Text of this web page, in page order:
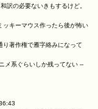
訳の必要ないきもするけど。
ッキーマウス作ったら後が怖い
著作権で雁字絡みになって
メ系ぐらいしか残ってない --